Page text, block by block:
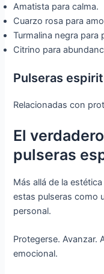
Amatista para calma.
Cuarzo rosa para
Turmalina negra para
Citrino para
Pulseras
Relacionadas con
El
pulseras
Más allá de la
estas pulseras como
personal.
Protegerse. Avanzar.
emocional.